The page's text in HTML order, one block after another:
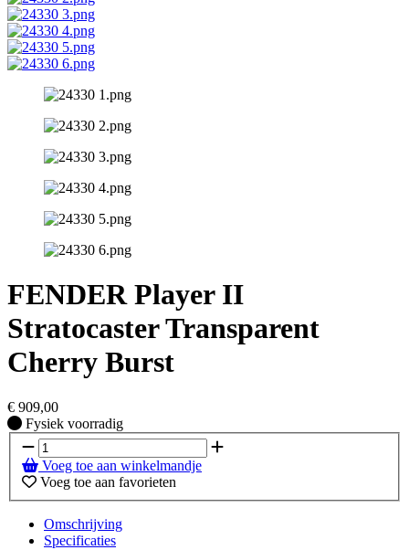
FENDER Player II
Stratocaster Transparent
Cherry Burst
€ 909,00
Fysiek voorradig
Fysiek voorradig
Voeg toe aan winkelmandje
Voeg toe aan favorieten
Omschrijving
Specificaties